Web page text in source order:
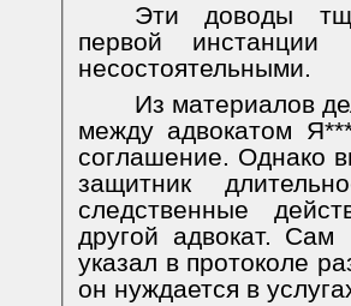
Эти доводы
первой инстанции
несостоятельными.
Из материалов
между адвокатом
соглашение. Однако
защитник
следственные
другой адвокат. Сам
указал в протоколе
он нуждается в